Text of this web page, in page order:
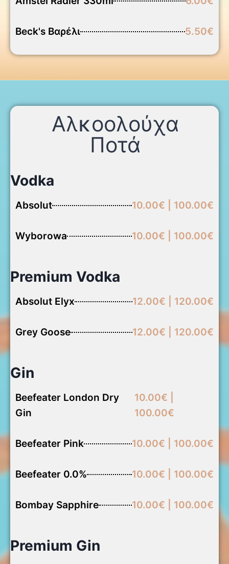
Beck's Βαρέλι 5.50€
Αλκοολούχα
Ποτά
Vodka
Absolut 10.00€ | 100.00€
Wyborowa 10.00€ | 100.00€
Premium Vodka
Absolut Elyx 12.00€ | 120.00€
Grey Goose 12.00€ | 120.00€
Gin
Beefeater London Dry
Gin
10.00€ |
100.00€
Beefeater Pink 10.00€ | 100.00€
Beefeater 0.0% 10.00€ | 100.00€
Bombay Sapphire 10.00€ | 100.00€
Premium Gin